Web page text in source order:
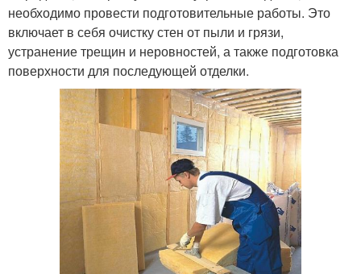
необходимо провести подготовительные работы. Это
включает в себя очистку стен от пыли и грязи,
устранение трещин и неровностей, а также подготовка
поверхности для последующей отделки.